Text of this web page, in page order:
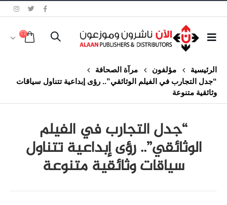
الرئيسية مؤلفون
مرآة الصحافة
“جدل التجارب في الفيلم الوثائقي”.. رؤى إبداعية تتناول سياقات
وثائقية متنوعة
“جدل التجارب في الفيلم
الوثائقي”.. رؤى إبداعية تتناول
سياقات وثائقية متنوعة